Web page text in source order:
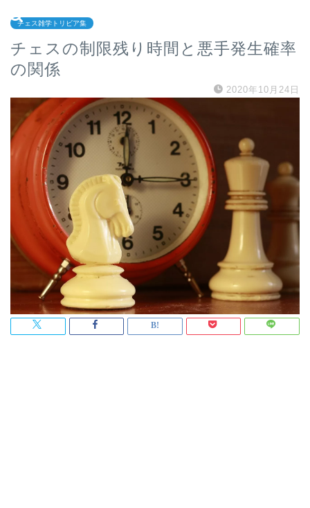
チェス雑学トリビア集
チェスの制限残り時間と悪手発生確率
の関係
2020年10月24日